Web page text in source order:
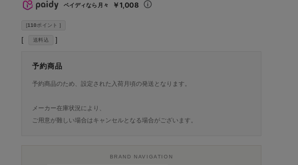
ペイディなら月々 ￥1,008
[110ポイント ]
送料込
予約商品
予約商品のため、設定された入荷月頃の発送となります。
メーカー在庫状況により、
ご用意が難しい場合はキャンセルとなる場合がございます。
BRAND NAVIGATION